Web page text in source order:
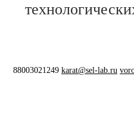
88003021249 karat@sel-lab.ru